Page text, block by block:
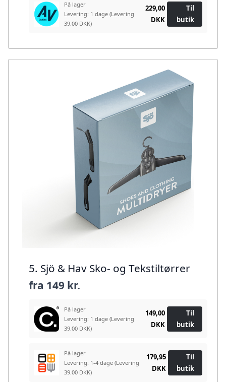
På lager
Levering: 1 dage (Levering
39.00 DKK)
229,00
DKK
Til
butik
5. Sjö & Hav Sko- og Tekstiltørrer
fra 149 kr.
På lager
Levering: 1 dage (Levering
39.00 DKK)
149,00
DKK
Til
butik
På lager
Levering: 1-4 dage (Levering
39.00 DKK)
179,95
DKK
Til
butik